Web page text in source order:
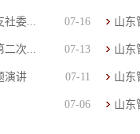
07-16
社委...
07-13
二次...
07-11
演讲
07-06
山东
山东
山东
山东